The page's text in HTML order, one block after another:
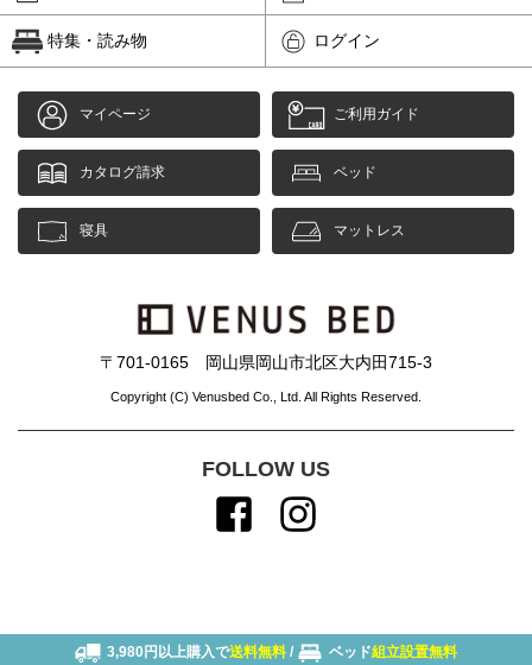
特集・読み物 ログイン
マイページ ご利用ガイド
カタログ請求 ベッド
寝具 マットレス
〒701-0165 岡山県岡山市北区大内田715-3
Copyright (C) Venusbed Co., Ltd. All Rights Reserved.
FOLLOW US
3,980円以上購入で送料無料 / ベッド組立設置無料